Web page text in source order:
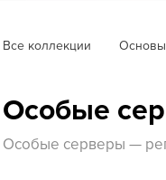
Все коллекции
Особые
Особые серверы —